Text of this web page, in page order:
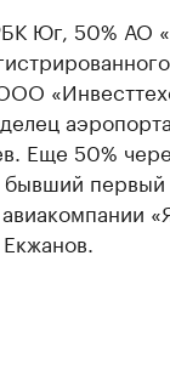
Юг, 50% АО
Еще 50%
первый